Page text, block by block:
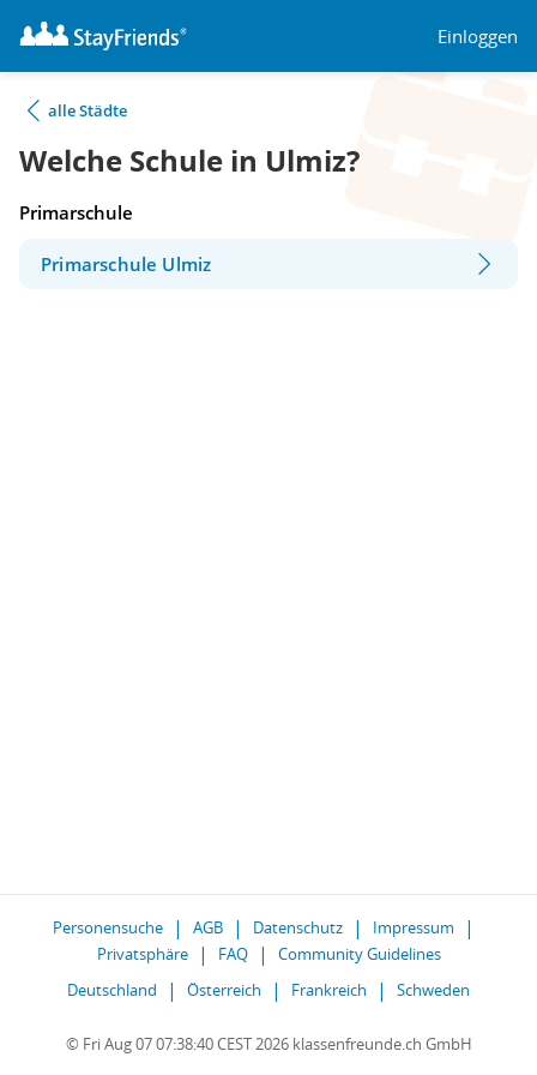
Einloggen
alle Städte
Welche Schule in Ulmiz?
Primarschule
Primarschule Ulmiz
Personensuche AGB Datenschutz
Impressum
Privatsphäre
FAQ
Community Guidelines
Deutschland
Österreich Frankreich Schweden
© Fri Aug 07 07:38:40 CEST 2026 klassenfreunde.ch GmbH